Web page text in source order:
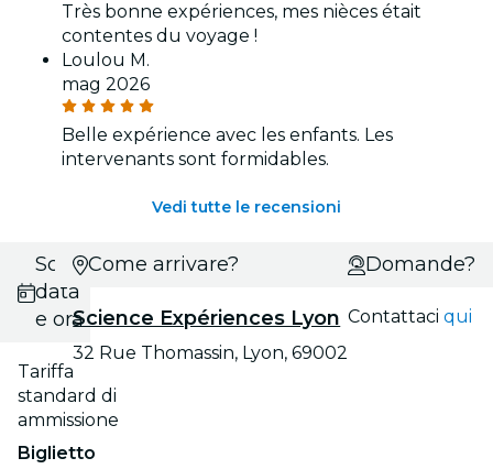
Très bonne expériences, mes nièces était
contentes du voyage !
Loulou M.
mag 2026
Belle expérience avec les enfants. Les
intervenants sont formidables.
Vedi tutte le recensioni
Scegli
data
e ora
Tariffa
standard di
ammissione
Biglietto
Come arrivare?
Science Expériences Lyon
32 Rue Thomassin, Lyon, 69002
Domande?
Contattaciqui